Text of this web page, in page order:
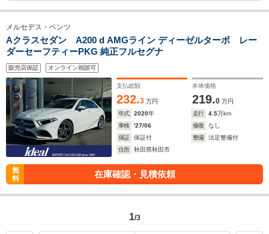
メルセデス・ベンツ
Aクラスセダン A200 d AMGライン ディーゼルターボ レー
ダーセーフティーPKG 純正フルセグナ
販売店保証 オンライン相談可
支払総額
232.3 万円
本体価格
219.0 万円
年式
2020年 走行 4.5万km
車検
'27/06 修復
なし
保証
保証付 整備
法定整備付
住所
秋田県秋田市
無
料
在庫確認・見積依頼
1/3